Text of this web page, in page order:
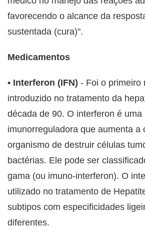
favorecendo o alcance da
sustentada (cura)".
Medicamentos
• Interferon (IFN) - Foi o primeiro
introduzido no tratamento da
década de 90. O interferon é uma
imunorreguladora que aumenta a
organismo de destruir células
bactérias. Ele pode ser
gama (ou imuno-interferon). O
utilizado no tratamento de
subtipos com especificidades
diferentes.